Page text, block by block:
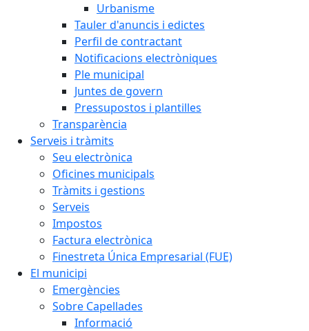
Urbanisme
Tauler d'anuncis i edictes
Perfil de contractant
Notificacions electròniques
Ple municipal
Juntes de govern
Pressupostos i plantilles
Transparència
Serveis i tràmits
Seu electrònica
Oficines municipals
Tràmits i gestions
Serveis
Impostos
Factura electrònica
Finestreta Única Empresarial (FUE)
El municipi
Emergències
Sobre Capellades
Informació